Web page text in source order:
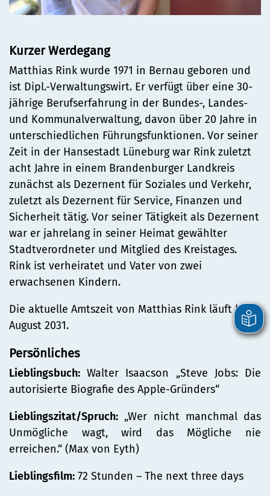
Kurzer Werdegang
Matthias Rink wurde 1971 in Bernau geboren und
ist Dipl.-Verwaltungswirt. Er verfügt über eine 30-
jährige Berufserfahrung in der Bundes-, Landes-
und Kommunalverwaltung, davon über 20 Jahre in
unterschiedlichen Führungsfunktionen. Vor seiner
Zeit in der Hansestadt Lüneburg war Rink zuletzt
acht Jahre in einem Brandenburger Landkreis
zunächst als Dezernent für Soziales und Verkehr,
zuletzt als Dezernent für Service, Finanzen und
Sicherheit tätig. Vor seiner Tätigkeit als Dezernent
war er jahrelang in seiner Heimat gewählter
Stadtverordneter und Mitglied des Kreistages.
Rink ist verheiratet und Vater von zwei
erwachsenen Kindern.
Die aktuelle Amtszeit von Matthias Rink läuft bis
August 2031.
Persönliches
Lieblingsbuch: Walter Isaacson „Steve Jobs: Die
autorisierte Biografie des Apple-Gründers“
Lieblingszitat/Spruch: „Wer nicht manchmal das
Unmögliche wagt, wird das Mögliche nie
erreichen.“ (Max von Eyth)
Lieblingsfilm: 72 Stunden – The next three days